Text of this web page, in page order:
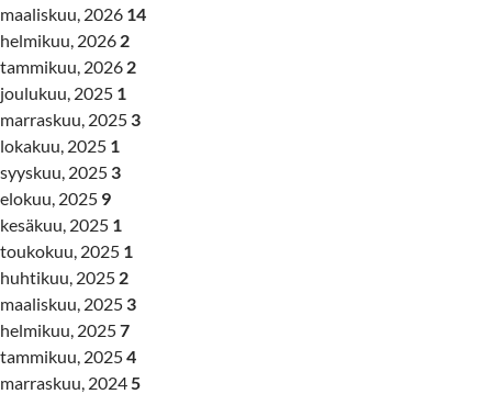
maaliskuu, 2026 14
helmikuu, 2026 2
tammikuu, 2026 2
joulukuu, 2025 1
marraskuu, 2025 3
lokakuu, 2025 1
syyskuu, 2025 3
elokuu, 2025 9
kesäkuu, 2025 1
toukokuu, 2025 1
huhtikuu, 2025 2
maaliskuu, 2025 3
helmikuu, 20257
tammikuu, 20254
marraskuu, 2024 5